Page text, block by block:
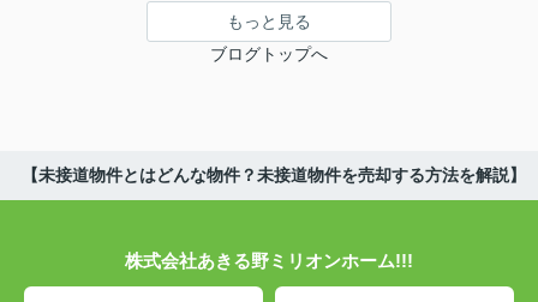
もっと見る
ブログトップへ
【未接道物件とはどんな物件？未接道物件を売却する方法を解説】
株式会社あきる野ミリオンホーム!!!